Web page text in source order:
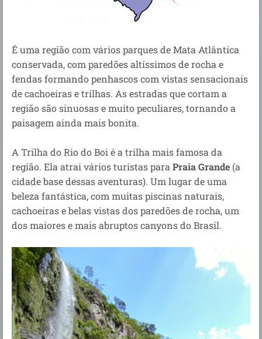
É uma região com vários parques de Mata Atlântica
conservada, com paredões altíssimos de rocha e
fendas formando penhascos com vistas sensacionais
de cachoeiras e trilhas. As estradas que cortam a
região são sinuosas e muito peculiares, tornando a
paisagem ainda mais bonita.
A Trilha do Rio do Boi é a trilha mais famosa da
região. Ela atrai vários turistas para Praia Grande (a
cidade base dessas aventuras). Um lugar de uma
beleza fantástica, com muitas piscinas naturais,
cachoeiras e belas vistas dos paredões de rocha, um
dos maiores e mais abruptos canyons do Brasil.